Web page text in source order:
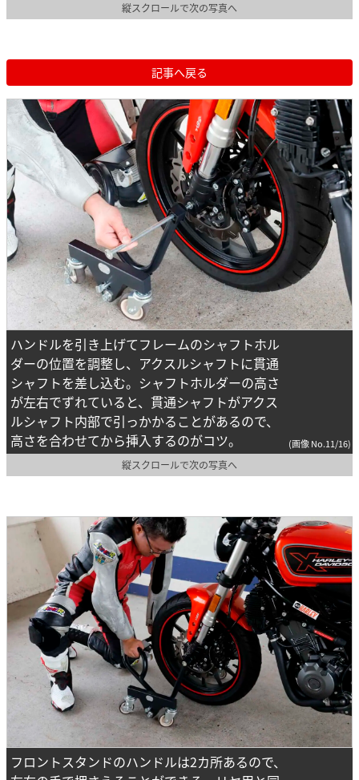
縦スクロールで次の写真へ
記事へ戻る
ハンドルを引き上げてフレームのシャフトホル
ダーの位置を調整し、アクスルシャフトに貫通
シャフトを差し込む。シャフトホルダーの高さ
が左右でずれていると、貫通シャフトがアクス
ルシャフト内部で引っかかることがあるので、
高さを合わせてから挿入するのがコツ。
(画像 No.11/16)
縦スクロールで次の写真へ
フロントスタンドのハンドルは2カ所あるので、